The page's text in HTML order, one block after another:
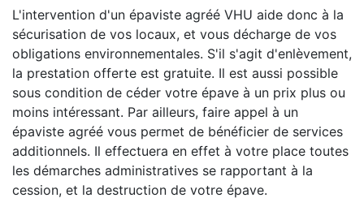
L'intervention d'un épaviste agréé VHU aide donc à la
sécurisation de vos locaux, et vous décharge de vos
obligations environnementales. S'il s'agit d'enlèvement,
la prestation offerte est gratuite. Il est aussi possible
sous condition de céder votre épave à un prix plus ou
moins intéressant. Par ailleurs, faire appel à un
épaviste agréé vous permet de bénéficier de services
additionnels. Il effectuera en effet à votre place toutes
les démarches administratives se rapportant à la
cession, et la destruction de votre épave.